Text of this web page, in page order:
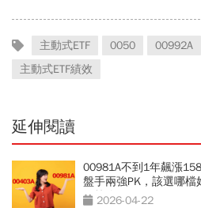
主動式ETF 0050 00992A
主動式ETF績效
延伸閱讀
00981A不到1年飆漲
盤手兩強PK，該選哪
作策略
2026-04-22